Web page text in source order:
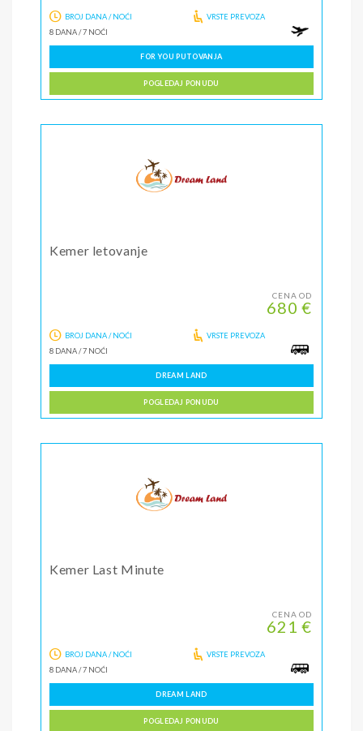
BROJ DANA / NOĆI
8 DANA/7 NOĆI
VRSTE PREVOZA
FOR YOU PUTOVANJA
POGLEDAJ PONUDU
Kemer letovanje
CENA OD
680 €
BROJ DANA / NOĆI
8 DANA/7 NOĆI
VRSTE PREVOZA
DREAM LAND
POGLEDAJ PONUDU
Kemer Last Minute
CENA OD
621 €
BROJ DANA / NOĆI
8 DANA/7 NOĆI
VRSTE PREVOZA
DREAM LAND
POGLEDAJ PONUDU